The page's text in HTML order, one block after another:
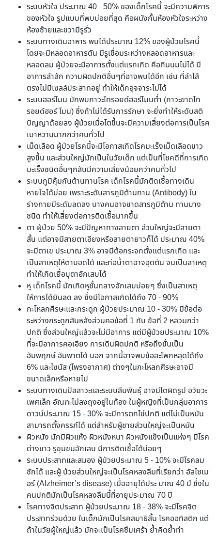
ระบบหัวใจ ประมาณ 40 - 50% ของเด็กโรคนี้ จะมีความพิการ
ของหัวใจ รูปแบบที่พบบ่อยที่สุด คือผนังกั้นห้องหัวใจระหว่าง
ห้องซ้ายและขวามีรูรั่ว
ระบบทางเดินอาหาร พบได้ประมาณ 12% ของผู้ป่วยโรคนี้
โดยจะมีหลอดอาหารตัน มีรูเชื่อมระหว่างหลอดอาหารและ
หลอดลม ผู้ป่วยจะมีอาการตั้งแต่แรกเกิด คือกินนมไม่ได้ มี
อาการสำลัก ความผิดปกติอื่นๆที่อาจพบได้อีก เช่น ที่ลำไส้
ตรงไม่มีเซลล์ประสาทอยู่ ทำให้เด็กอุจจาระไม่ได้
ระบบฮอร์โมน มักพบภาวะไทรอยด์ฮอร์โมนต่ำ (ภาวะขาดไท
รอยด์ฮอร์ โมน) ซึ่งถ้าไม่ได้รับการรักษา จะยิ่งทำให้ระดับสติ
ปัญญาด้อยลง ผู้ป่วยเมื่อโตขึ้นจะมีความเสี่ยงต่อการเป็นโรค
เบาหวานมากกว่าคนทั่วไป
เม็ดเลือด ผู้ป่วยโรคนี้จะมีโอกาสเกิดโรคมะเร็งเม็ดเลือดขาว
สูงขึ้น และส่วนใหญ่มักเป็นในวัยเด็ก แต่เป็นที่โชคดีที่การเกิด
มะเร็งชนิดอื่นๆกลับมีความเสี่ยงน้อยกว่าคนทั่วไป
ระบบภูมิคุ้มกันต้านทานโรค เด็กโรคนี้มักติดเชื้อทางเดิน
หายใจได้บ่อย เพราะระดับสารภูมิต้านทาน (Antibody) ใน
ร่างกายมีระดับลดลง บางคนอาจขาดสารภูมิต้าน ทานบาง
ชนิด ทำให้เสี่ยงต่อการติดเชื้อมากขึ้น
ตา ผู้ป่วย 50% จะมีปัญหาทางสายตา ส่วนใหญ่จะมีสายตา
สั้น แต่อาจมีสายตาเอียงหรือสายตายาวก็ได้ ประมาณ 40%
จะมีตาเข ประมาณ 3% อาจมีต้อกระจกตั้งแต่แรกเกิด และ
เป็นสาเหตุให้ตาบอดได้ และท่อน้ำตาอาจอุดตัน จนเป็นสาเหตุ
ทำให้เกิดเยื่อบุตาอักเสบได้
หู เด็กโรคนี้ มักเกิดหูชั้นกลางอักเสบบ่อยๆ ซึ่งเป็นสาเหตุ
ให้การได้ยินลด ลง ซึ่งมีโอกาสเกิดได้ถึง 70 - 90%
กะโหลกศีรษะและกระดูก ผู้ป่วยประมาณ 10 - 30% มีข้อต่อ
ระหว่างกระดูกสันหลังส่วนคอข้อที่ 1 กับ ข้อที่ 2 หลวมกว่า
ปกติ ซึ่งส่วนใหญ่แล้วจะไม่มีอาการ แต่มีผู้ป่วยประมาณ 10%
ที่จะมีอาการคอเอียง การเดินผิดปกติ หรือถึงขั้นเป็น
อัมพฤกษ์ อัมพาตได้ นอก จากนี้อาจพบข้อสะโพกหลุดได้ถึง
6% และไซนัส (โพรงอากาศ) ต่างๆในกะโหลกศีรษะอาจมี
ขนาดเล็กหรือหายไป
ระบบทางเดินปัสสาวะและระบบสืบพันธุ์ อาจมีไตผิดรูป อวัยวะ
เพศเล็ก อัณฑะไม่ลงถุงอยู่ในท้อง ในผู้หญิงที่เป็นกลุ่มอาการ
ดาวน์ประมาณ 15 - 30% จะมีการตกไข่ปกติ แต่ไม่เป็นหมัน
สามารถตั้งครรภ์ได้ แต่สำหรับผู้ชายส่วนใหญ่จะเป็นหมัน
ผิวหนัง มักมีผิวแห้ง ผิวหนังหนา ผิวหนังแข็งเป็นแห่งๆ มีโรค
ด่างขาว รูขุมขนอักเสบ มีการติดเชื้อได้บ่อยๆ
ระบบประสาทและสมอง ผู้ป่วยประมาณ 5 - 10% จะมีโรคลม
ชักได้ และผู้ ป่วยส่วนใหญ่จะเป็นโรคหลงลืมที่เรียกว่า อัลไซเม
อร์ (Alzheimer’s disease) เมื่ออายุได้ประ มาณ 40 ปี ซึ่งใน
คนปกติมักเป็นโรคหลงลืมนี้ที่อายุประมาณ 70 ปี
โรคทางจิตประสาท ผู้ป่วยประมาณ 18 - 38% จะมีโรคจิต
ประสาทร่วมด้วย ในเด็กมักเป็นโรคสมาธิสั้น โรคออทิสติก แต่
ถ้าในวัยผู้ใหญ่แล้ว มักจะเป็นโรคซึมเศร้า ย้ำคิดย้ำทำ